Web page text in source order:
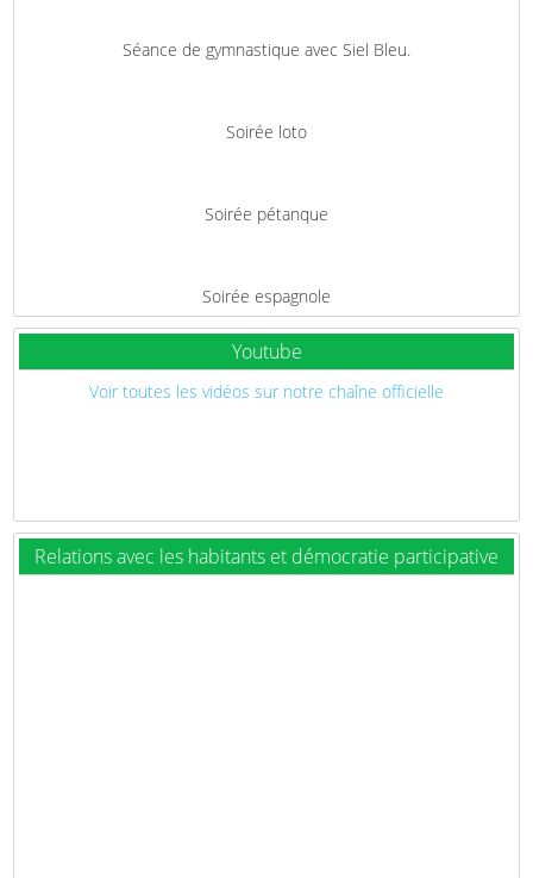
Séance de gymnastique avec Siel Bleu.
Soirée loto
Soirée pétanque
Soirée espagnole
Youtube
Voir toutes les vidéos sur notre chaîne officielle
Relations avec les habitants et démocratie participative